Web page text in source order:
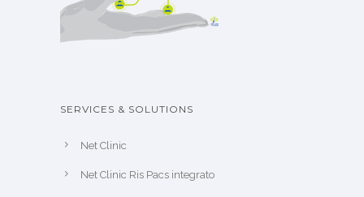
SERVICES & SOLUTIONS
Net Clinic
Net Clinic Ris Pacs integrato